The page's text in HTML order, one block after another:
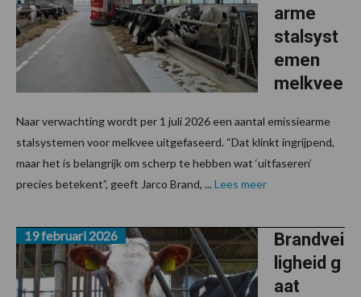
arme
stalsyst
emen
melkvee
Naar verwachting wordt per 1 juli 2026 een aantal emissiearme
stalsystemen voor melkvee uitgefaseerd. “Dat klinkt ingrijpend,
maar het is belangrijk om scherp te hebben wat ‘uitfaseren’
precies betekent”, geeft Jarco Brand, ... Lees meer
Brandvei
ligheid g
aat
19 februari 2026